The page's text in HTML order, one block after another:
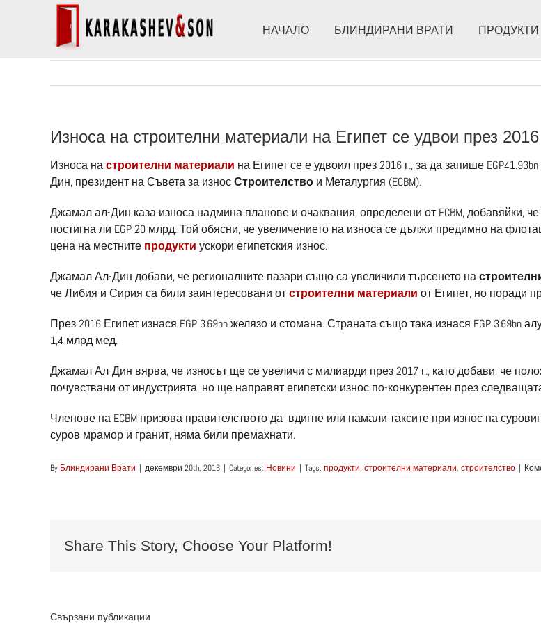
НАЧАЛО БЛИНДИРАНИ ВРАТИ ПРОДУКТИ
Износа на строителни материали на Египет се удвои през 2016
Износа настроителни материали на Египет се е удвоил през 2016 г., за да запише
Дин, президент на Съвета за износСтроителство и Металургия (ECBM).
Джамал ал-Дин каза износа надмина планове и очаквания, определени от ECBM, добавяйки,
постигна ли EGP 20 млрд. Той обясни, че увеличението на износа се дължи предимно на
цена на местните продукти ускори египетския износ.
Джамал Ал-Дин добави, че регионалните пазари също са увеличили търсенето на
че Либия и Сирия са били заинтересовани отстроителни материали от Египет, но поради
През 2016 Египет изнася EGP 3.69bn желязо и стомана. Страната също така изнася EGP 3.69bn
1,4 млрд мед.
Джамал Ал-Дин вярва, че износът ще се увеличи с милиарди през 2017 г., като добави, че
почувствани от индустрията, но ще направят египетски износ по-конкурентен през
Членове на ECBM призова правителството да вдигне или намали таксите при износ на
суров мрамор и гранит, няма били премахнати.
By Блиндирани Врати | декември 20th, 2016 | Categories: Новини | Tags: продукти, строителни материали, строителство |
Share This Story, Choose Your Platform!
Свързани публикации